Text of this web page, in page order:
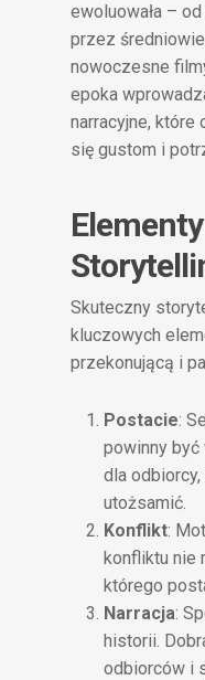
ewoluowała –
przez
nowoczesne
epoka
narracyjne, które
się gustom i
Skuteczny
kluczowych
przekonującą i
Postacie:
powinny
dla odbiorcy,
utożsamić.
Konflikt:
konfliktu nie
którego
Narracja:
historii.
odbiorców i